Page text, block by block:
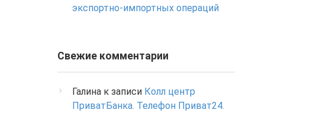
экспортно-импортных операций
Свежие комментарии
Галина к записи Колл центр
ПриватБанка. Телефон Приват24.